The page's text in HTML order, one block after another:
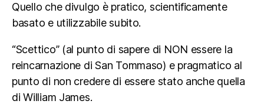
Quello che divulgo è pratico, scientificamente
basato e utilizzabile subito.
“Scettico” (al punto di sapere di NON essere la
reincarnazione di San Tommaso) e pragmatico al
punto di non credere di essere stato anche quella
di William James.